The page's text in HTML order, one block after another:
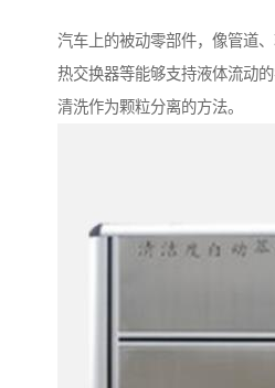
汽车上的被动零部件，像管道
热交换器等能够支持液体流动
清洗作为颗粒分离的方法。